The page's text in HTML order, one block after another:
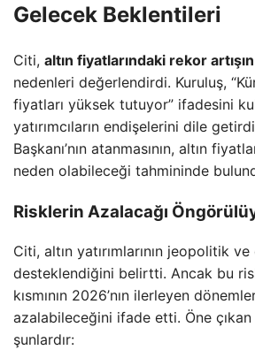
Gelecek Beklentileri
Citi, altın fiyatlarındaki rekor artışın
nedenleri değerlendirdi. Kuruluş,
fiyatları yüksek tutuyor” ifadesini
yatırımcıların endişelerini dile
Başkanı’nın atanmasının, altın
neden olabileceği tahmininde
Risklerin Azalacağı
Citi, altın yatırımlarının jeopolitik
desteklendiğini belirtti. Ancak bu
kısmının 2026’nın ilerleyen
azalabileceğini ifade etti. Öne
şunlardır: